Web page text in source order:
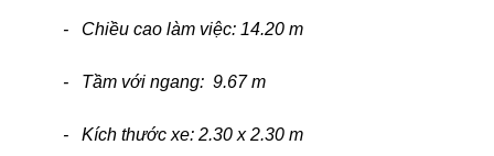
- Chiều cao làm việc: 14.20 m
- Tầm với ngang: 9.67 m
- Kích thước xe: 2.30 x 2.30 m